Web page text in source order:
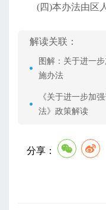
(四)本办法由区
解读关联：
图解：关于进一
施办法
《关于进一步加
法》政策解读
分享：